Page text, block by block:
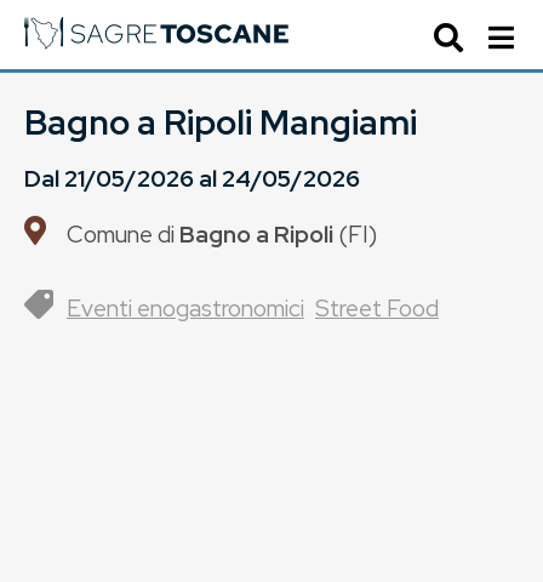
Bagno a Ripoli Mangiami
Dal21/05/2026al24/05/2026
Comune di Bagno a Ripoli(FI)
Eventi enogastronomici Street Food